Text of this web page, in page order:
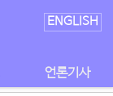
ENGLISH
언론기사